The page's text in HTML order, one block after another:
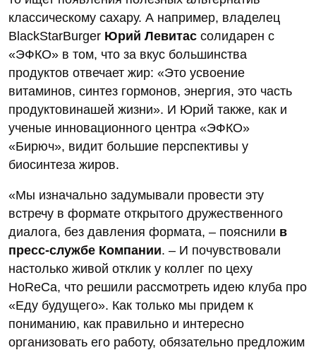
классическому сахару. А например, владелец
BlackStarBurger Юрий Левитас солидарен с
«ЭФКО» в том, что за вкус большинства
продуктов отвечает жир: «Это усвоение
витаминов, синтез гормонов, энергия, это часть
продуктовинашей жизни». И Юрий также, как и
ученые инновационного центра «ЭФКО»
«Бирюч», видит большие перспективы у
биосинтеза жиров.
«Мы изначально задумывали провести эту
встречу в формате открытого дружественного
диалога, без давления формата, – пояснили в
пресс-службе Компании. – И почувствовали
настолько живой отклик у коллег по цеху
HoReCa, что решили рассмотреть идею клуба про
«Еду будущего». Как только мы придем к
пониманию, как правильно и интересно
организовать его работу, обязательно предложим